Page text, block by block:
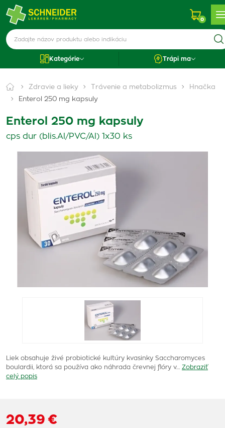
0
Kategórie Trápi ma
Zdravie a lieky Trávenie a metabolizmus
Hnačka
Enterol 250 mg kapsuly
Enterol 250 mg kapsuly
cps dur (blis.Al/PVC/Al) 1x30 ks
Liek obsahuje živé probiotické kultúry kvasinky Saccharomyces
boulardii, ktorá sa používa ako náhrada črevnej flóry v…
Zobraziť
celý popis
20,39 €